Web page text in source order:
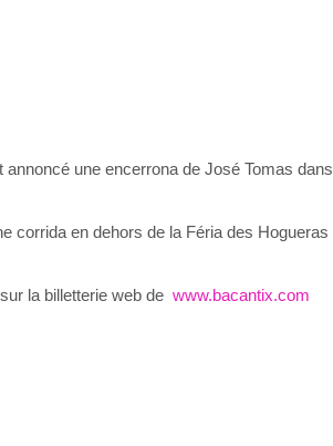
une encerrona de José Tomas dans
corrida en dehors de la Féria des Hogueras
la billetterie web de www.bacantix.com